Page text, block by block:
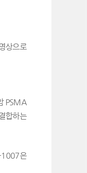
상으로
PSMA
합하는
1007은